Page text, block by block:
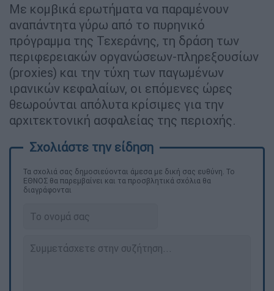
Με κομβικά ερωτήματα να παραμένουν
αναπάντητα γύρω από το πυρηνικό
πρόγραμμα της Τεχεράνης, τη δράση των
περιφερειακών οργανώσεων-πληρεξουσίων
(proxies) και την τύχη των παγωμένων
ιρανικών κεφαλαίων, οι επόμενες ώρες
θεωρούνται απόλυτα κρίσιμες για την
αρχιτεκτονική ασφαλείας της περιοχής.
Τα σχολιά σας δημοσιεύονται άμεσα με δική σας ευθύνη. Το
ΕΘΝΟΣ θα παρεμβαίνει και τα προσβλητικά σχόλια θα
διαγράφονται